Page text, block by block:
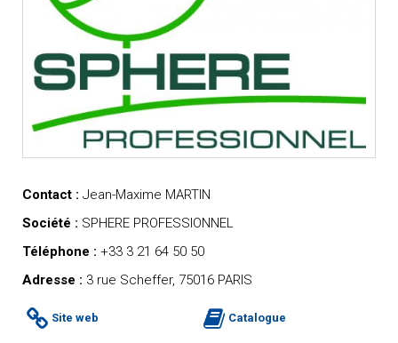
Contact : Jean-Maxime MARTIN
Société : SPHERE PROFESSIONNEL
Téléphone : +33 3 21 64 50 50
Adresse : 3 rue Scheffer, 75016 PARIS
Site web Catalogue